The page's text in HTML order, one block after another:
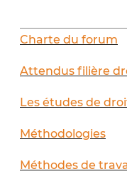
Charte du forum
Attendus filière
Les études de
Méthodologies
Méthodes de